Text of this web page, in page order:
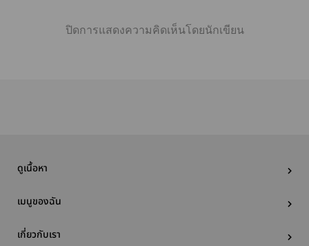
ปิดการแสดงความคิดเห็นโดยนักเขียน
ดูเนื้อหา
เมนูของฉัน
เกี่ยวกับเรา